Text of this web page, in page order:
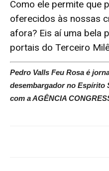
Como ele permite que
oferecidos às nossas
afora? Eis aí uma bela
portais do Terceiro
Pedro Valls Feu Rosa é
desembargador no
com a AGÊNCIA